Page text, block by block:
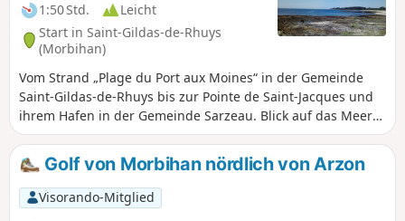
1:50 Std.
Leicht
Start in Saint-Gildas-de-Rhuys
(Morbihan)
Vom Strand „Plage du Port aux Moines“ in der Gemeinde
Saint-Gildas-de-Rhuys bis zur Pointe de Saint-Jacques und
ihrem Hafen in der Gemeinde Sarzeau. Blick auf das Meer
in Richtung der Inseln Houat, Hoedic und Belle-Île. Schöne
Wanderung entlang zahlreicher Strände, an denen man
baden kann! Bei Springfluten ist der Weg durchgehend
begehbar. An Tagen mit starkem Wind ist die Strecke sehr
windig.
Golf von Morbihan nördlich von Arzon
Visorando-Mitglied